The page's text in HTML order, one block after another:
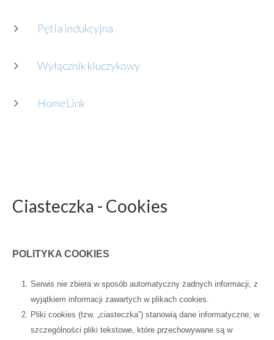
Pętla indukcyjna
Wyłącznik kluczykowy
HomeLink
Ciasteczka - Cookies
POLITYKA COOKIES
Serwis nie zbiera w sposób automatyczny żadnych informacji, z
wyjątkiem informacji zawartych w plikach cookies.
Pliki cookies (tzw. „ciasteczka”) stanowią dane informatyczne, w
szczególności pliki tekstowe, które przechowywane są w